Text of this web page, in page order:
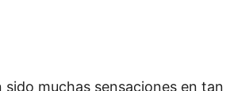
muchas sensaciones en tan